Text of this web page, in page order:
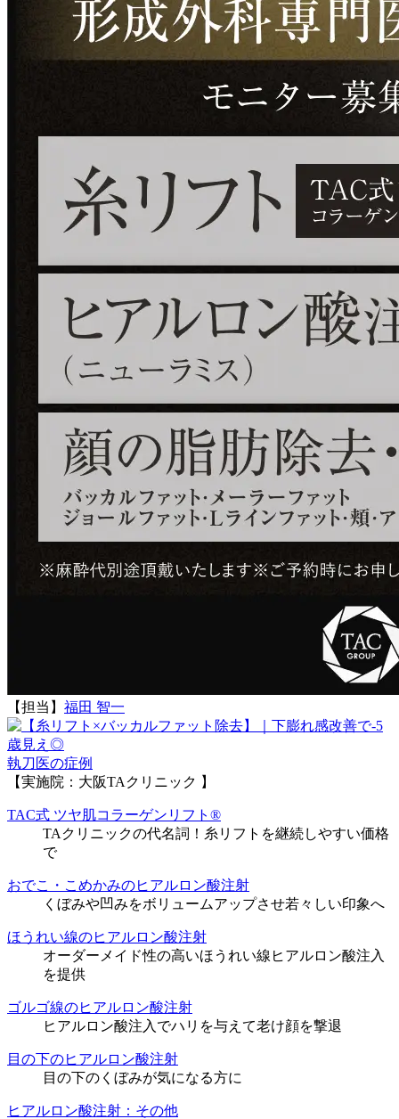
【担当】 福田 智一
執刀医の症例
【実施院：大阪TAクリニック 】
TAC式 ツヤ肌コラーゲンリフト®
TAクリニックの代名詞！糸リフトを継続しやすい価格
で
おでこ・こめかみのヒアルロン酸注射
くぼみや凹みをボリュームアップさせ若々しい印象へ
ほうれい線のヒアルロン酸注射
オーダーメイド性の高いほうれい線ヒアルロン酸注入
を提供
ゴルゴ線のヒアルロン酸注射
ヒアルロン酸注入でハリを与えて老け顔を撃退
目の下のヒアルロン酸注射
目の下のくぼみが気になる方に
ヒアルロン酸注射：その他